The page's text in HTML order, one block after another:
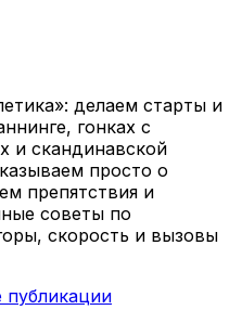
делаем старты и
гонках с
и скандинавской
просто о
препятствия и
советы по
скорость и вызовы
публикации